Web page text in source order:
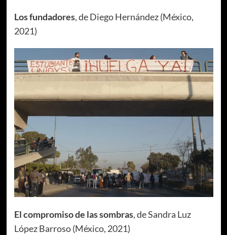
Los fundadores, de Diego Hernández (México,
2021)
El compromiso de las sombras, de Sandra Luz
López Barroso (México, 2021)